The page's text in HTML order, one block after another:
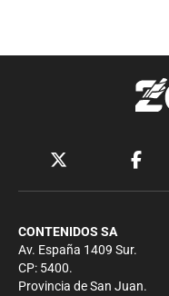
CONTENIDOS SA
Av. España 1409 Sur.
CP: 5400.
Provincia de San Juan.